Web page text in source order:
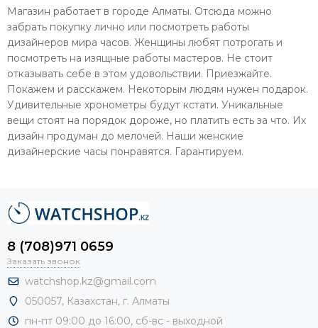
Магазин работает в городе Алматы. Отсюда можно
забрать покупку лично или посмотреть работы
дизайнеров мира часов. Женщины любят потрогать и
посмотреть на изящные работы мастеров. Не стоит
отказывать себе в этом удовольствии. Приезжайте.
Покажем и расскажем. Некоторым людям нужен подарок.
Удивительные хронометры будут кстати. Уникальные
вещи стоят на порядок дороже, но платить есть за что. Их
дизайн продуман до мелочей. Наши женские
дизайнерские часы понравятся. Гарантируем.
8 (708)971 0659
Заказать звонок
watchshop.kz@gmail.com
050057, Казахстан, г. Алматы
пн-пт 09:00 до 16:00, сб-вс - выходной